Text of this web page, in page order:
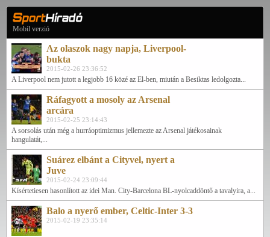
Mobil verzió
Az olaszok nagy napja, Liverpool-
bukta
2015-02-26 23:36:52
A Liverpool nem jutott a legjobb 16 közé az El-ben, miután a Besiktas ledolgozta...
Ráfagyott a mosoly az Arsenal
arcára
2015-02-25 23:14:43
A sorsolás után még a hurráoptimizmus jellemezte az Arsenal játékosainak
hangulatát,...
Suárez elbánt a Cityvel, nyert a
Juve
2015-02-24 23:09:44
Kísértetiesen hasonlított az idei Man. City-Barcelona BL-nyolcaddöntő a tavalyira, a...
Balo a nyerő ember, Celtic-Inter 3-3
2015-02-19 23:35:14